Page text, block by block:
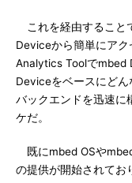
これを経由すること
Deviceから簡単にア
Analytics Toolでmbed
Deviceをベースにどん
バックエンドを迅速に
ケだ。
既にmbed OSや
の提供が開始されて